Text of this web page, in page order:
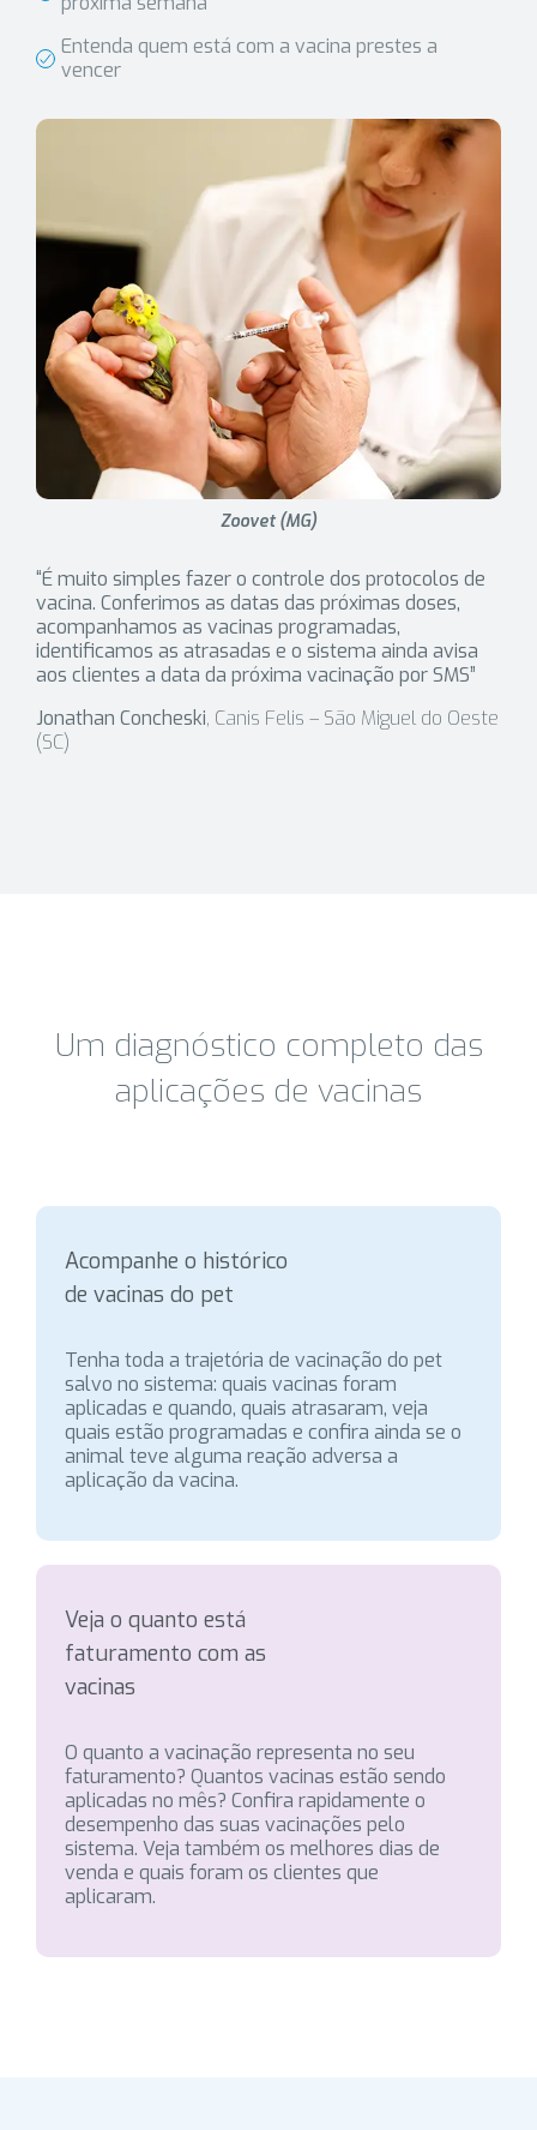
Entenda quem está com a vacina prestes a
vencer
Zoovet (MG)
“É muito simples fazer o controle dos protocolos de
vacina. Conferimos as datas das próximas doses,
acompanhamos as vacinas programadas,
identificamos as atrasadas e o sistema ainda avisa
aos clientes a data da próxima vacinação por SMS”
Jonathan Concheski, Canis Felis – São Miguel do Oeste
(SC)
Um diagnóstico completo das
aplicações de vacinas
Acompanhe o histórico
de vacinas do pet
Tenha toda a trajetória de vacinação do pet
salvo no sistema: quais vacinas foram
aplicadas e quando, quais atrasaram, veja
quais estão programadas e confira ainda se o
animal teve alguma reação adversa a
aplicação da vacina.
Veja o quanto está
faturamento com as
vacinas
O quanto a vacinação representa no seu
faturamento? Quantos vacinas estão sendo
aplicadas no mês? Confira rapidamente o
desempenho das suas vacinações pelo
sistema. Veja também os melhores dias de
venda e quais foram os clientes que
aplicaram.